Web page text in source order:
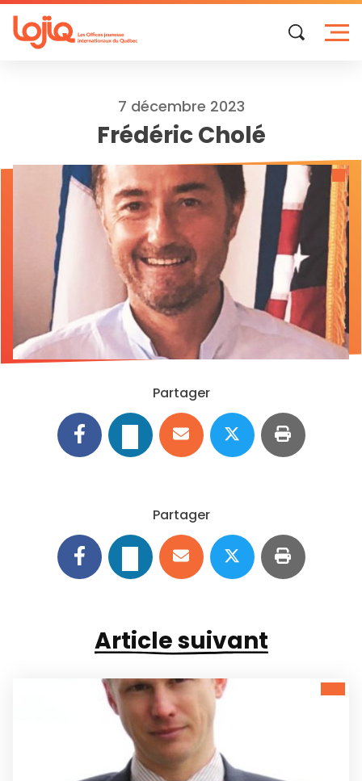
Skip
to
content
7 décembre 2023
Frédéric Cholé
Partager
Partager
Article suivant